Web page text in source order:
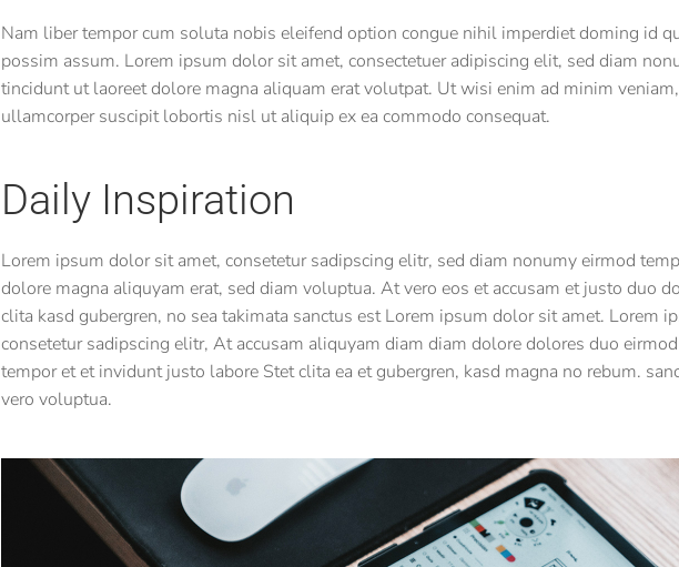
Nam liber tempor cum soluta nobis eleifend option congue nihil imperdiet doming id
possim assum. Lorem ipsum dolor sit amet, consectetuer adipiscing elit, sed diam
tincidunt ut laoreet dolore magna aliquam erat volutpat. Ut wisi enim ad minim
ullamcorper suscipit lobortis nisl ut aliquip ex ea commodo consequat.
Daily Inspiration
Lorem ipsum dolor sit amet, consetetur sadipscing elitr, sed diam nonumy eirmod
dolore magna aliquyam erat, sed diam voluptua. At vero eos et accusam et justo duo
clita kasd gubergren, no sea takimata sanctus est Lorem ipsum dolor sit amet. Lorem
consetetur sadipscing elitr, At accusam aliquyam diam diam dolore dolores duo
tempor et et invidunt justo labore Stet clita ea et gubergren, kasd magna no rebum.
vero voluptua.